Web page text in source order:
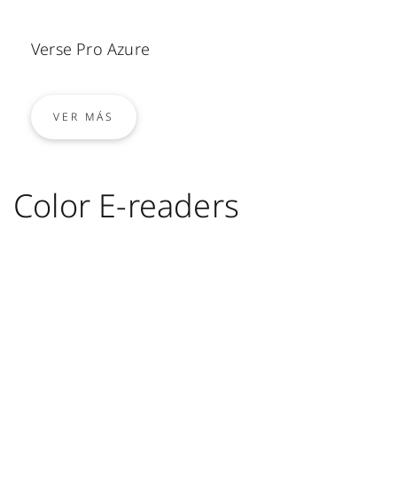
Verse Pro Azure
VER MÁS
Color E-readers